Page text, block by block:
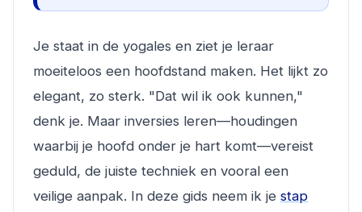
Je staat in de yogales en ziet je leraar
moeiteloos een hoofdstand maken. Het lijkt zo
elegant, zo sterk. "Dat wil ik ook kunnen,"
denk je. Maar inversies leren—houdingen
waarbij je hoofd onder je hart komt—vereist
geduld, de juiste techniek en vooral een
veilige aanpak. In deze gids neem ik je stap